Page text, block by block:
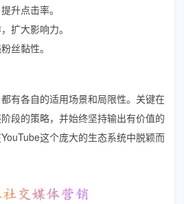
升点击率。
扩大影响力。
丝黏性。
有各自的适用场景和局限性。关键在
段的策略，并始终坚持输出有价值的
这个庞大的生态系统中脱颖而